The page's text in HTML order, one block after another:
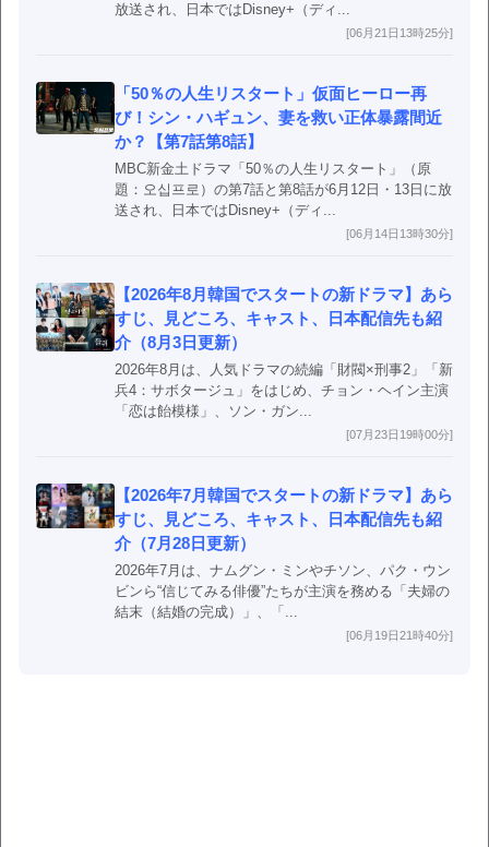
放送され、日本ではDisney+（ディ...
[06月21日13時25分]
「50％の人生リスタート」仮面ヒーロー再
び！シン・ハギュン、妻を救い正体暴露間近
か？【第7話第8話】
MBC新金土ドラマ「50％の人生リスタート」（原
題：오십프로）の第7話と第8話が6月12日・13日に放
送され、日本ではDisney+（ディ...
[06月14日13時30分]
【2026年8月韓国でスタートの新ドラマ】あら
すじ、見どころ、キャスト、日本配信先も紹
介（8月3日更新）
2026年8月は、人気ドラマの続編「財閥×刑事2」「新
兵4：サボタージュ」をはじめ、チョン・ヘイン主演
「恋は飴模様」、ソン・ガン...
[07月23日19時00分]
【2026年7月韓国でスタートの新ドラマ】あら
すじ、見どころ、キャスト、日本配信先も紹
介（7月28日更新）
2026年7月は、ナムグン・ミンやチソン、パク・ウン
ビンら“信じてみる俳優”たちが主演を務める「夫婦の
結末（結婚の完成）」、「...
[06月19日21時40分]